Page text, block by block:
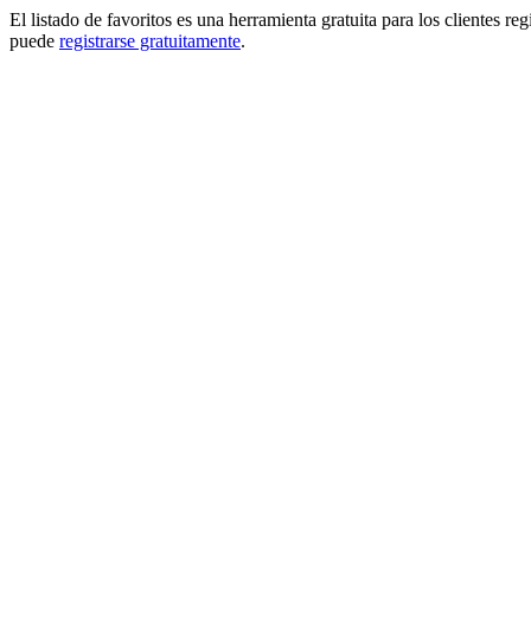
El listado de favoritos es una herramienta gratuita para los clientes
puede registrarse gratuitamente.